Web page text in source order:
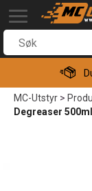
MC-Utstyr>
Degreaser 500ml